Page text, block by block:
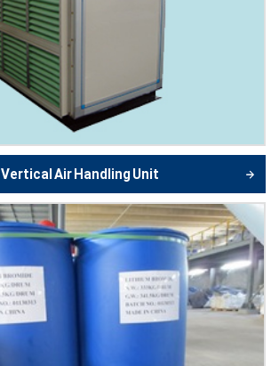
Vertical Air Handling Unit